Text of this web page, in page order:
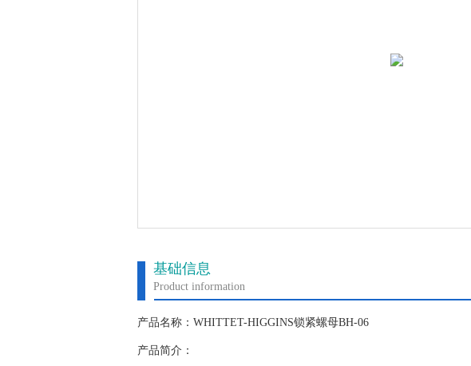
基础信息
Product information
产品名称：WHITTET-HIGGINS锁紧螺母BH-06
产品简介：